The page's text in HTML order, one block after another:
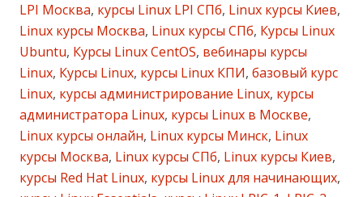
LPI Москва, курсы Linux LPI СПб, Linux курсы Киев,
Linux курсы Москва, Linux курсы СПб, Курсы Linux
Ubuntu, Курсы Linux CentOS, вебинары курсы
Linux, Курсы Linux, курсы Linux КПИ, базовый курс
Linux, курсы администрирование Linux, курсы
администратора Linux, курсы Linux в Москве,
Linux курсы онлайн, Linux курсы Минск, Linux
курсы Москва, Linux курсы СПб, Linux курсы Киев,
курсы Red Hat Linux, курсы Linux для начинающих,